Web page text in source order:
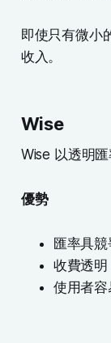
即使只有微小
收入。
Wise
Wise 以透明匯
優勢
匯率具競
收費透明
使用者